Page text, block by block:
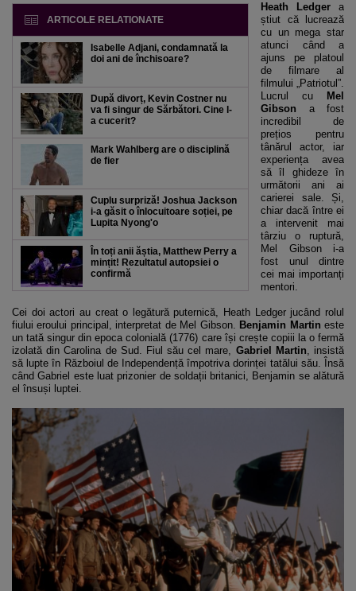
ARTICOLE RELATIONATE
Isabelle Adjani, condamnată la
doi ani de închisoare?
După divorț, Kevin Costner nu
va fi singur de Sărbători. Cine l-
a cucerit?
Mark Wahlberg are o disciplină
de fier
Cuplu surpriză! Joshua Jackson
i-a găsit o înlocuitoare soției, pe
Lupita Nyong'o
În toți anii ăștia, Matthew Perry a
mințit! Rezultatul autopsiei o
confirmă
Heath Ledger a
știut că lucrează
cu un mega star
atunci când a
ajuns pe platoul
de filmare al
filmului „Patriotul”.
Lucrul cu
Mel
Gibson a fost
incredibil de
prețios pentru
tânărul actor, iar
experiența avea
să îl ghideze în
următorii ani ai
carierei sale. Și,
chiar dacă între ei
a intervenit mai
târziu o ruptură,
Mel Gibson i-a
fost unul dintre
cei mai importanți
mentori.
Cei doi actori au creat o legătură puternică, Heath Ledger jucând rolul
fiului eroului principal, interpretat de Mel Gibson. Benjamin Martin este
un tată singur din epoca colonială (1776) care își crește copiii la o fermă
izolată din Carolina de Sud. Fiul său cel mare, Gabriel Martin, insistă
să lupte în Războiul de Independență împotriva dorinței tatălui său. Însă
când Gabriel este luat prizonier de soldații britanici, Benjamin se alătură
el însuși luptei.